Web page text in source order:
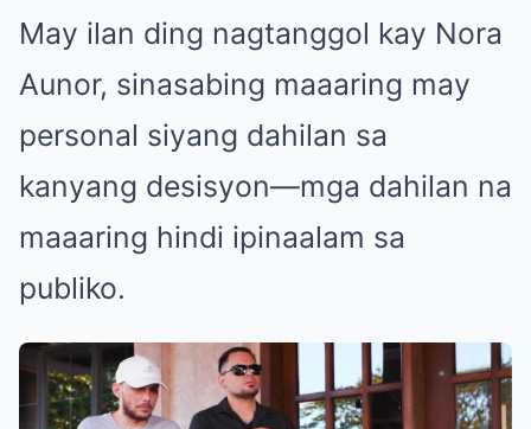
May ilan ding nagtanggol kay Nora
Aunor, sinasabing maaaring may
personal siyang dahilan sa
kanyang desisyon—mga dahilan na
maaaring hindi ipinaalam sa
publiko.